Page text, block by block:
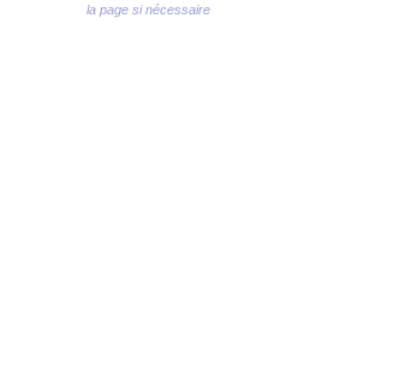
la page si nécessaire